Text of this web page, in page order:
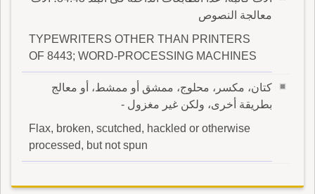
معالجة النصوص
TYPEWRITERS OTHER THAN PRINTERS
OF 8443; WORD-PROCESSING MACHINES
كتان، مكسر، محلوج، ممشق أو ممشط، أو معالج
بطريقة أخرى، ولكن غير مغزول -
Flax, broken, scutched, hackled or otherwise
processed, but not spun